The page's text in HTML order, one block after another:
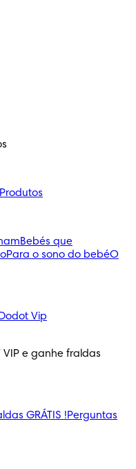
Bebés que
Para o sono do bebéO
Dodot Vip
e ganhe fraldas
GRÁTIS !Perguntas